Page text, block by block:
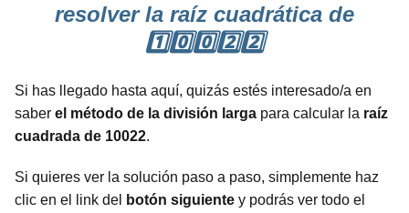
resolver la raíz cuadrática de
1️⃣0️⃣0️⃣2️⃣2️⃣
Si has llegado hasta aquí, quizás estés interesado/a en
saber el método de la división larga para calcular la raíz
cuadrada de 10022.
Si quieres ver la solución paso a paso, simplemente haz
clic en el link del
botón siguiente y podrás ver todo el